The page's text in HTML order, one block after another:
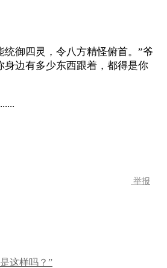
统御四灵，令八方精怪俯首。”爷
身边有多少东西跟着，都得是你
举报
这样吗？”